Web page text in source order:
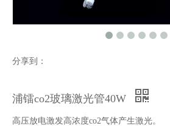
分享到：
浦镭co2玻璃激光管40W
高压放电激发高浓度co2气体产生激光。